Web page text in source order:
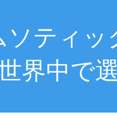
ソティ
界中で